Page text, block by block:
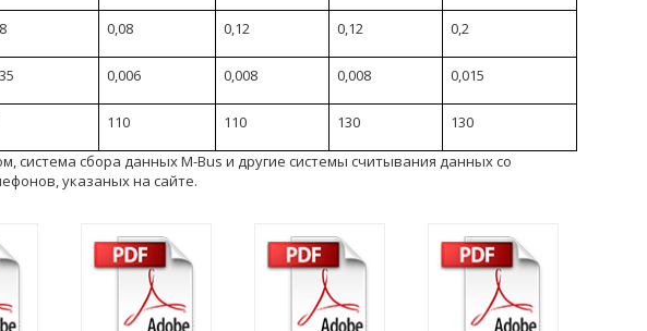
0,08 0,12 0,12 0,2
0,006 0,008 0,008 0,015
110 110 130
130
система сбора данных M-Bus и другие системы считывания данных со
указаных на сайте.